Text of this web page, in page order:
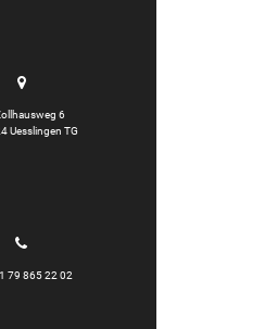
6
Uesslingen TG
79 865 22 02